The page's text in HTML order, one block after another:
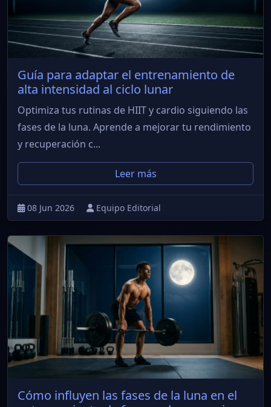
Guía para adaptar el entrenamiento de
alta intensidad al ciclo lunar
Optimiza tus rutinas de HIIT y cardio siguiendo las
fases de la luna. Aprende a mejorar tu rendimiento
y recuperación c...
Leer más
08 Jun 2026 Equipo Editorial
Cómo influyen las fases de la luna en el